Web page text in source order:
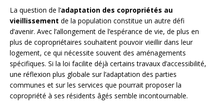
La question de l’adaptation des copropriétés au
vieillissement de la population constitue un autre défi
d’avenir. Avec l’allongement de l’espérance de vie, de plus en
plus de copropriétaires souhaitent pouvoir vieillir dans leur
logement, ce qui nécessite souvent des aménagements
spécifiques. Si la loi facilite déjà certains travaux d’accessibilité,
une réflexion plus globale sur l’adaptation des parties
communes et sur les services que pourrait proposer la
copropriété à ses résidents âgés semble incontournable.